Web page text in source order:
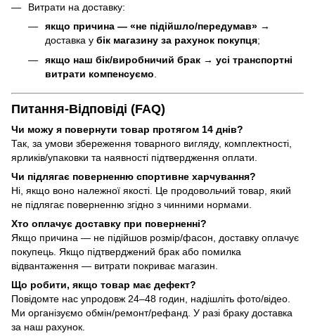
Витрати на доставку:
якщо причина — «не підійшло/передумав» →
доставка у бік магазину за рахунок покупця;
якщо наш бік/виробничий брак → усі транспортні
витрати компенсуємо
Питання-Відповіді (FAQ)
Чи можу я повернути товар протягом 14 днів?
Так, за умови збереження товарного вигляду, комплектності,
ярликів/упаковки та наявності підтвердження оплати.
Чи підлягає поверненню спортивне харчування?
Ні, якщо воно належної якості. Це продовольчий товар, який
не підлягає поверненню згідно з чинними нормами.
Хто оплачує доставку при поверненні?
Якщо причина — не підійшов розмір/фасон, доставку оплачує
покупець. Якщо підтверджений брак або помилка
відвантаження — витрати покриває магазин.
Що робити, якщо товар має дефект?
Повідомте нас упродовж 24–48 годин, надішліть фото/відео.
Ми організуємо обмін/ремонт/рефанд. У разі браку доставка
за наш рахунок.